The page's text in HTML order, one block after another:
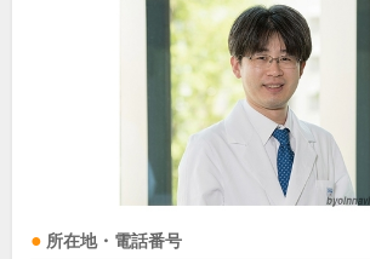
所在地・電話番号